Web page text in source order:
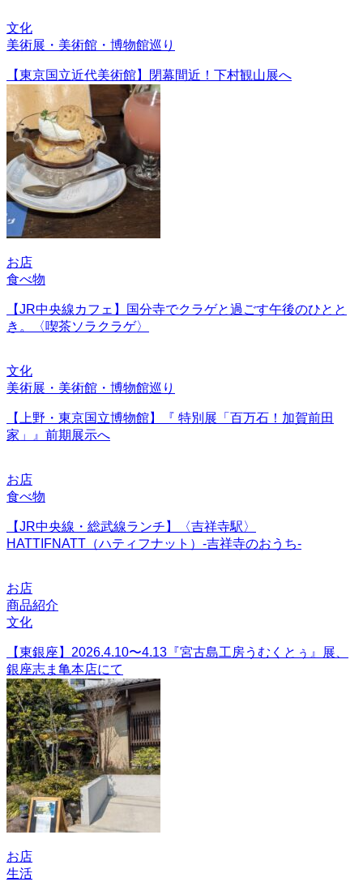
文化
美術展・美術館・博物館巡り
【東京国立近代美術館】閉幕間近！下村観山展へ
お店
食べ物
【JR中央線カフェ】国分寺でクラゲと過ごす午後のひとと
き。〈喫茶ソラクラゲ〉
文化
美術展・美術館・博物館巡り
【上野・東京国立博物館】『 特別展「百万石！加賀前田
家」』前期展示へ
お店
食べ物
【JR中央線・総武線ランチ】〈吉祥寺駅〉
HATTIFNATT（ハティフナット）-吉祥寺のおうち-
お店
商品紹介
文化
【東銀座】2026.4.10〜4.13『宮古島工房うむくとぅ』展、
銀座志ま亀本店にて
お店
生活